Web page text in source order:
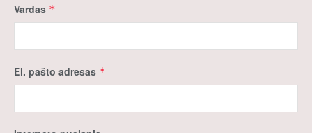
Vardas *
El. pašto adresas *